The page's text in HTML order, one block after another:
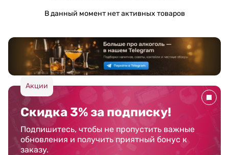
В данный момент нет активных товаров
Акции
Скидка 3% за подписку!
Подпишитесь, чтобы не пропустить важные
обновления и получить приятный бонус к
заказу.